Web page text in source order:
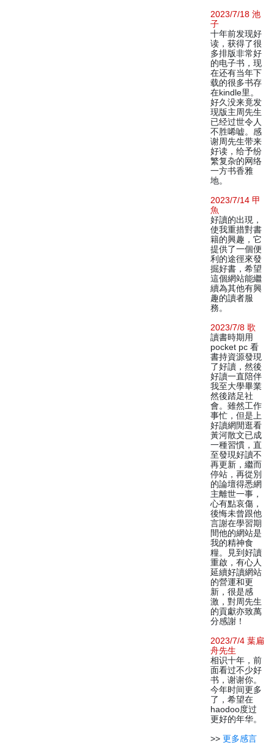
2023/7/18 池
子
十年前发现好
读，获得了很
多排版非常好
的电子书，现
在还有当年下
载的很多书存
在kindle里。
好久没来竟发
现版主周先生
已经过世令人
不胜唏嘘。感
谢周先生带来
好读，给予纷
繁复杂的网络
一方书香雅
地。
2023/7/14 甲
魚
好讀的出現，
使我重措對書
籍的興趣，它
提供了一個便
利的途徑來發
掘好書，希望
這個網站能繼
續為其他有興
趣的讀者服
務。
2023/7/8 歌
讀書時期用
pocket pc 看
書持資源發現
了好讀，然後
好讀一直陪伴
我至大學畢業
然後踏足社
會。雖然工作
事忙，但是上
好讀網閒逛看
黃河散文已成
一種習慣，直
至發現好讀不
再更新，繼而
停站，再從別
的論壇得悉網
主離世一事，
心有點哀傷，
後悔未曾跟他
言謝在學習期
間他的網站是
我的精神食
糧。見到好讀
重啟，有心人
延續好讀網站
的營運和更
新，很是感
激，對周先生
的貢獻亦致萬
分感謝！
2023/7/4 葉扁
舟先生
相识十年，前
面看过不少好
书，谢谢你。
今年时间更多
了，希望在
haodoo度过
更好的年华。
>> 更多感言